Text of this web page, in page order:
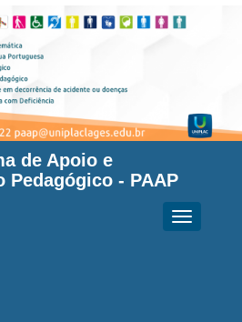
de Apoio e
Pedagógico - PAAP
Toggle
navigation